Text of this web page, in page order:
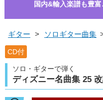
国内&輸入楽譜も豊富
ギター > ソロギター曲集
CD付
ソロ・ギターで弾く
ディズニー名曲集 25 改